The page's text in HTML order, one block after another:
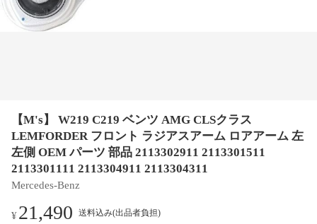
【M's】 W219 C219 ベンツ AMG CLSクラス
LEMFORDER フロント ラジアスアーム ロアアーム 左
左側 OEM パーツ 部品 2113302911 2113301511
2113301111 2113304911 2113304311
Mercedes-Benz
¥21,490 送料込み(出品者負担)